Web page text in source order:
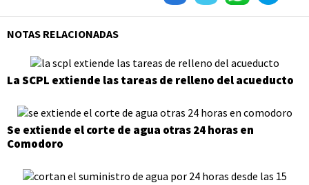
NOTAS RELACIONADAS
La SCPL extiende las tareas de relleno del acueducto
Se extiende el corte de agua otras 24 horas en
Comodoro